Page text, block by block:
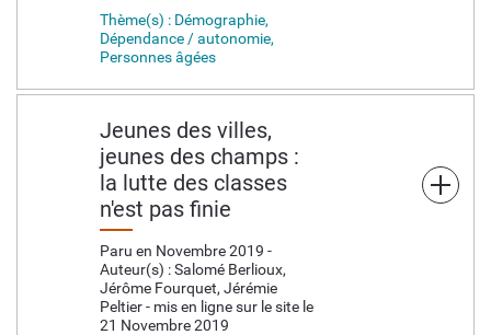
Thème(s) : Démographie,
Dépendance / autonomie,
Personnes âgées
Jeunes des villes,
jeunes des champs :
la lutte des classes
n'est pas finie
Paru en Novembre 2019 -
Auteur(s) : Salomé Berlioux,
Jérôme Fourquet, Jérémie
Peltier - mis en ligne sur le site le
21 Novembre 2019